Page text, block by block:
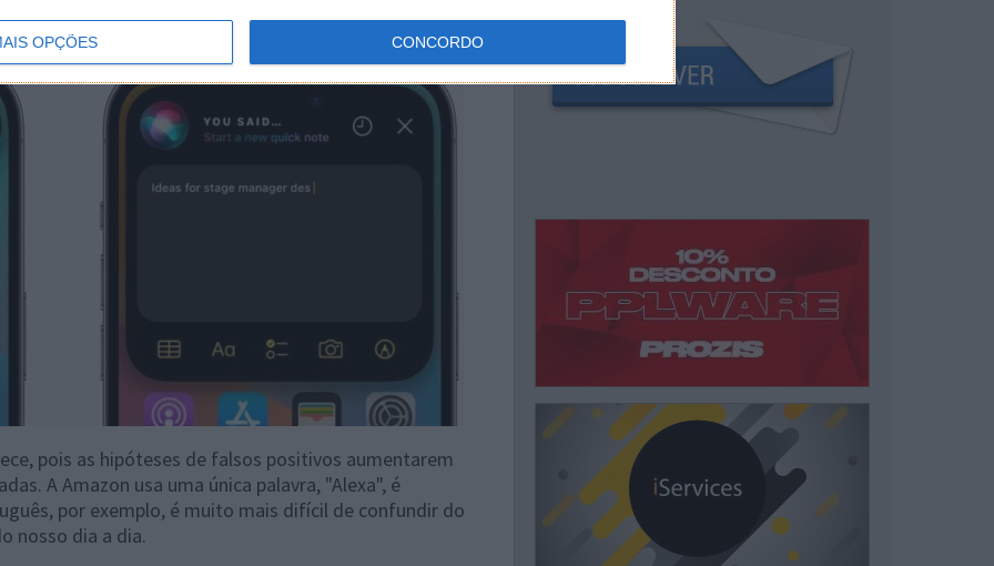
OPÇÕES CONCORDO
pois as hipóteses de falsos positivos aumentarem
A Amazon usa uma única palavra, "Alexa", é
por exemplo, é muito mais difícil de confundir do
nosso dia a dia.